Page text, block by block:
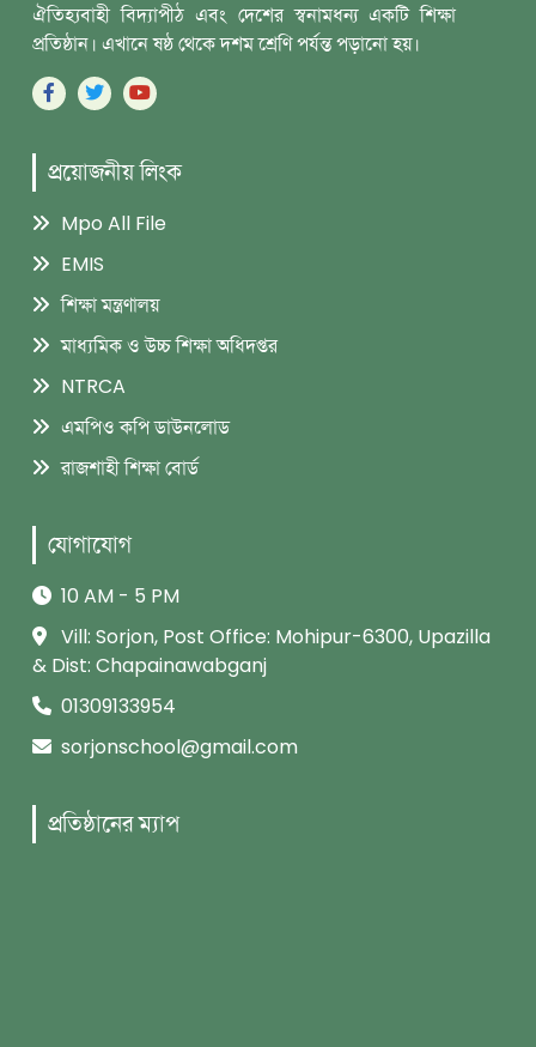
‎ঐতিহ্যবাহী বিদ্যাপীঠ এবং দেশের স্বনামধন্য একটি শিক্ষা
প্রতিষ্ঠান। এখানে ষষ্ঠ থেকে দশম ‎শ্রেণি পর্যন্ত পড়ানো হয়।
প্রয়োজনীয় লিংক
Mpo All File
EMIS
শিক্ষা মন্ত্রণালয়
মাধ্যমিক ও উচ্চ শিক্ষা অধিদপ্তর
NTRCA
এমপিও কপি ডাউনলোড
রাজশাহী শিক্ষা বোর্ড
যোগাযোগ
10 AM - 5 PM
Vill: Sorjon, Post Office: Mohipur-6300, Upazilla
& Dist: Chapainawabganj
01309133954
sorjonschool@gmail.com
প্রতিষ্ঠানের ম্যাপ